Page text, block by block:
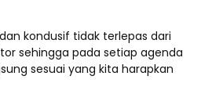
kondusif tidak terlepas dari
sehingga pada setiap agenda
sesuai yang kita harapkan